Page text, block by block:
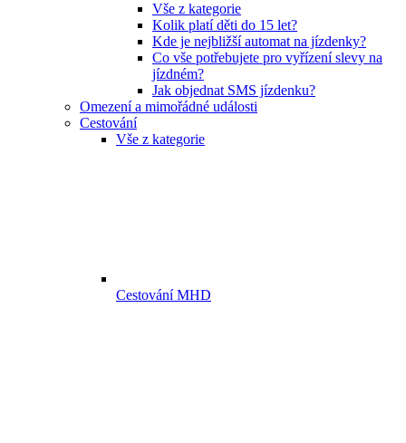
Vše z kategorie
Kolik platí děti do 15 let?
Kde je nejbližší automat na jízdenky?
Co vše potřebujete pro vyřízení slevy na
jízdném?
Jak objednat SMS jízdenku?
Omezení a mimořádné události
Cestování
Vše z kategorie
Cestování MHD